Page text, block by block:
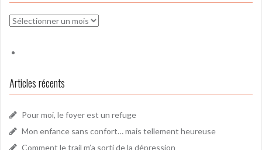
Archives
Articles récents
Pour moi, le foyer est un refuge
Mon enfance sans confort… mais tellement heureuse
Comment le trail m’a sorti de la dépression